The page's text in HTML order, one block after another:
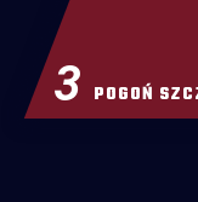
3 POGOŃ